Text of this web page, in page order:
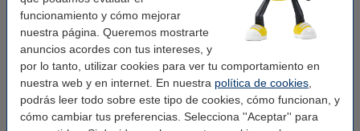
funcionamiento y cómo mejorar
nuestra página. Queremos mostrarte
anuncios acordes con tus intereses, y
por lo tanto, utilizar cookies para ver tu comportamiento en
nuestra web y en internet. En nuestra política de cookies
podrás leer todo sobre este tipo de cookies, cómo funcionan, y
cómo cambiar tus preferencias. Selecciona ''Aceptar'' para
Este producto marca 123tinta incluye garantía del 100%. 1-2-3 ¡sin preocupaciones!
Características
Marca: 123tinta